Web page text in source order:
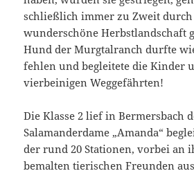
schließlich immer zu Zweit
wunderschöne Herbstlandschaft
Hund der Murgtalranch durfte
fehlen und begleitete die Kinder
vierbeinigen Weggefährten!
Die Klasse 2 lief in Bermersbach
Salamanderdame „Amanda“
der rund 20 Stationen, vorbei an
bemalten tierischen Freunden